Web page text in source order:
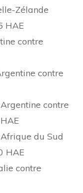
Zélande
HAE
contre
contre
contre
du Sud
HAE
contre